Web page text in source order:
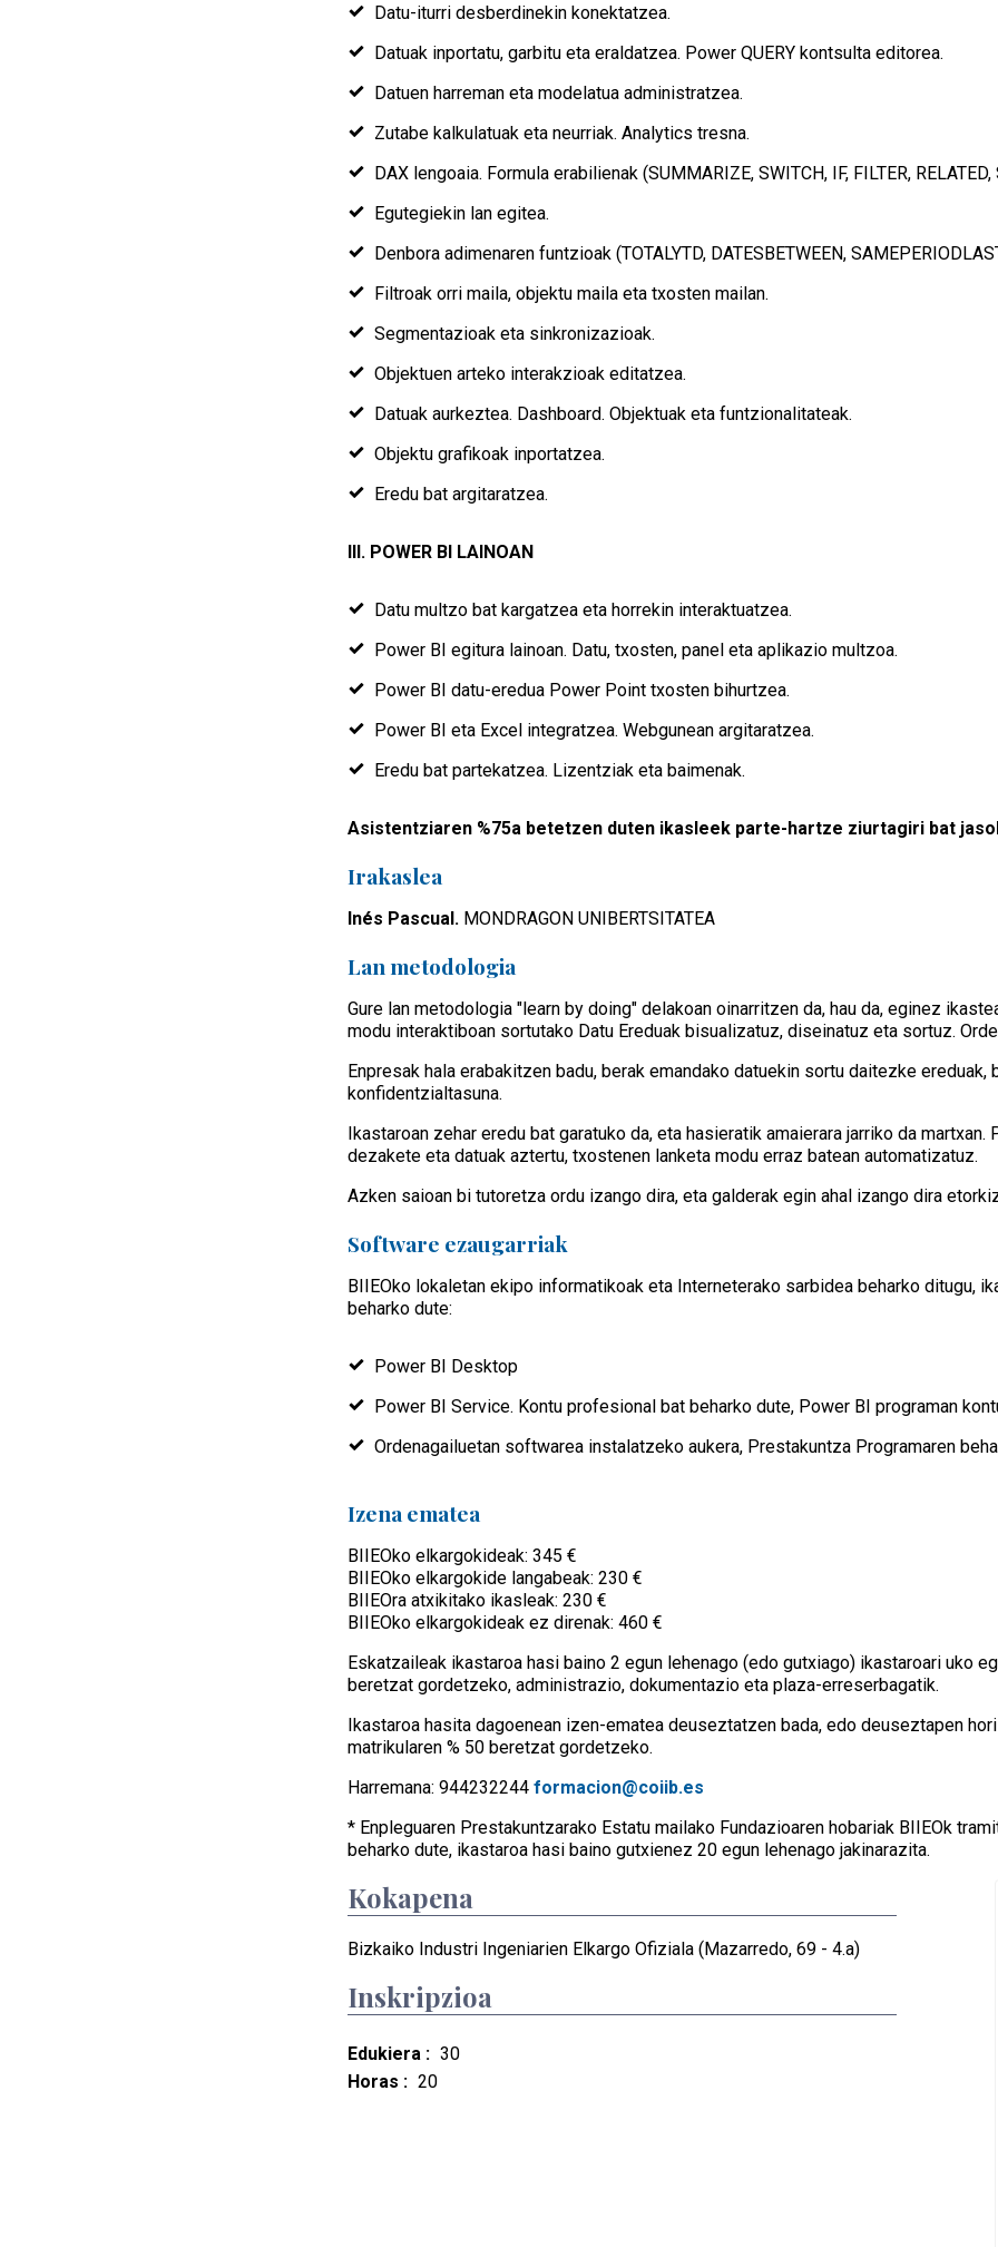
Datu-iturri desberdinekin konektatzea.
Datuak inportatu, garbitu eta eraldatzea. Power QUERY kontsulta editorea.
Datuen harreman eta modelatua administratzea.
Zutabe kalkulatuak eta neurriak. Analytics tresna.
DAX lengoaia. Formula erabilienak (SUMMARIZE, SWITCH, IF, FILTER, RELATED,
Egutegiekin lan egitea.
Denbora adimenaren funtzioak (TOTALYTD, DATESBETWEEN,
Filtroak orri maila, objektu maila eta txosten mailan.
Segmentazioak eta sinkronizazioak.
Objektuen arteko interakzioak editatzea.
Datuak aurkeztea. Dashboard. Objektuak eta funtzionalitateak.
Objektu grafikoak inportatzea.
Eredu bat argitaratzea.
III. POWER BI LAINOAN
Datu multzo bat kargatzea eta horrekin interaktuatzea.
Power BI egitura lainoan. Datu, txosten, panel eta aplikazio multzoa.
Power BI datu-eredua Power Point txosten bihurtzea.
Power BI eta Excel integratzea. Webgunean argitaratzea.
Eredu bat partekatzea. Lizentziak eta baimenak.
Asistentziaren %75a betetzen duten ikasleek parte-hartze ziurtagiri bat
Irakaslea
Inés Pascual. MONDRAGON UNIBERTSITATEA
Lan metodologia
Gure lan metodologia "learn by doing" delakoan oinarritzen da, hau da, eginez
modu interaktiboan sortutako Datu Ereduak bisualizatuz, diseinatuz eta sortuz.
Enpresak hala erabakitzen badu, berak emandako datuekin sortu daitezke
konfidentzialtasuna.
Ikastaroan zehar eredu bat garatuko da, eta hasieratik amaierara jarriko da
dezakete eta datuak aztertu, txostenen lanketa modu erraz batean automatizatuz.
Azken saioan bi tutoretza ordu izango dira, eta galderak egin ahal izango dira
Software ezaugarriak
BIIEOko lokaletan ekipo informatikoak eta Interneterako sarbidea beharko ditugu,
beharko dute:
Power BI Desktop
Power BI Service. Kontu profesional bat beharko dute, Power BI programan
Ordenagailuetan softwarea instalatzeko aukera, Prestakuntza Programaren
Izena ematea
BIIEOko elkargokideak: 345 €
BIIEOko elkargokide langabeak: 230 €
BIIEOra atxikitako ikasleak: 230 €
BIIEOko elkargokideak ez direnak: 460 €
Eskatzaileak ikastaroa hasi baino 2 egun lehenago (edo gutxiago) ikastaroari uko
beretzat gordetzeko, administrazio, dokumentazio eta plaza-erreserbagatik.
Ikastaroa hasita dagoenean izen-ematea deuseztatzen bada, edo deuseztapen
matrikularen % 50 beretzat gordetzeko.
Harremana: 944232244 formacion@coiib.es
* Enpleguaren Prestakuntzarako Estatu mailako Fundazioaren hobariak BIIEOk
beharko dute, ikastaroa hasi baino gutxienez 20 egun lehenago jakinarazita.
Kokapena
Bizkaiko Industri Ingeniarien Elkargo Ofiziala (Mazarredo, 69 - 4.a)
Inskripzioa
Edukiera : 30
Horas : 20